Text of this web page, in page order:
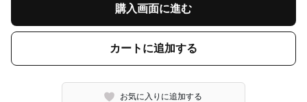
購入画面に進む
カートに追加する
お気に入りに追加する